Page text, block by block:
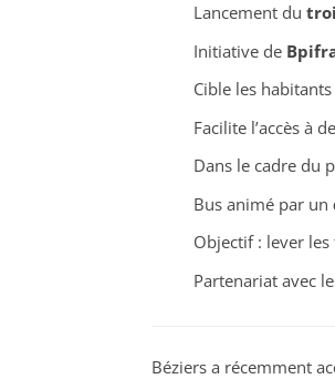
Lancement du
Initiative de
Cible les
Facilite l’accès à
Dans le cadre du
Bus animé par un
Objectif : lever les
Partenariat avec
Béziers a récemment